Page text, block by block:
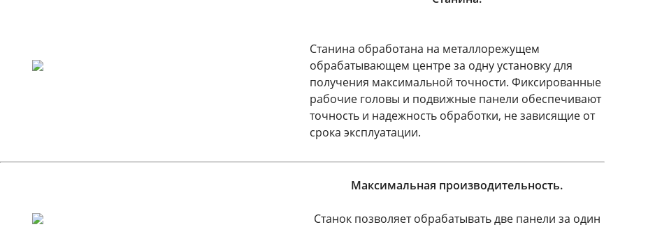
Станина обработана на металлорежущем
обрабатывающем центре за одну установку для
получения максимальной точности. Фиксированные
рабочие головы и подвижные панели обеспечивают
точность и надежность обработки, не зависящие от
срока эксплуатации.
Максимальная производительность.
Станок позволяет обрабатывать две панели за один